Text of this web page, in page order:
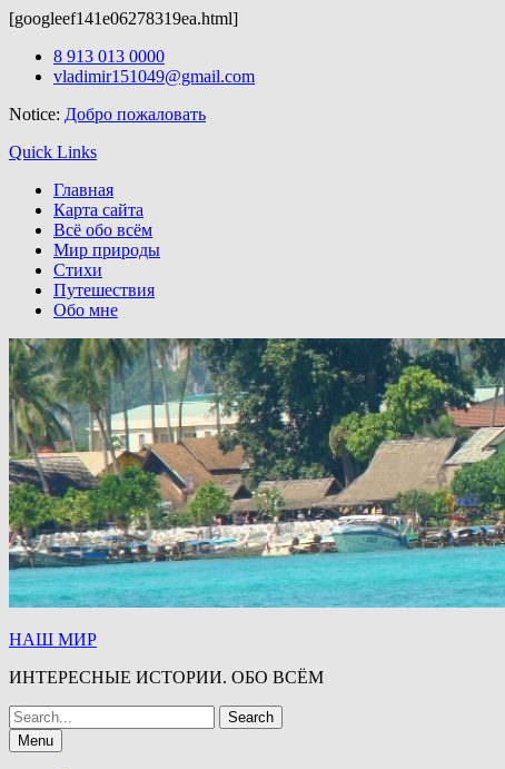
[googleef141e06278319ea.html]
Skip
8 913 013 0000
vladimir151049@gmail.com
Notice: Добро пожаловать
Quick Links
Главная
Карта сайта
Всё обо всём
Мир природы
Стихи
Путешествия
Обо мне
НАШ МИР
ИНТЕРЕСНЫЕ ИСТОРИИ. ОБО ВСЁМ
Search
for:Menu